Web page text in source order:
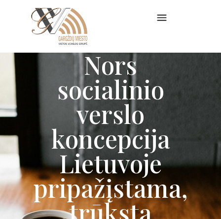
Nors
socialinio
verslo
koncepcija
Lietuvoje
pripažįstama,
trūksta